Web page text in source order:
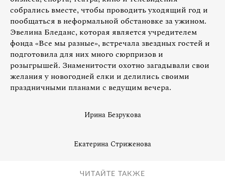
собрались вместе, чтобы проводить уходящий год и
пообщаться в неформальной обстановке за ужином.
Эвелина Бледанс, которая является учредителем
фонда «Все мы разные», встречала звездных гостей и
подготовила для них много сюрпризов и
розыгрышей. Знаменитости охотно загадывали свои
желания у новогодней елки и делились своими
праздничными планами с ведущим вечера.
Ирина Безрукова
Екатерина Стриженова
ЧИТАЙТЕ ТАКЖЕ